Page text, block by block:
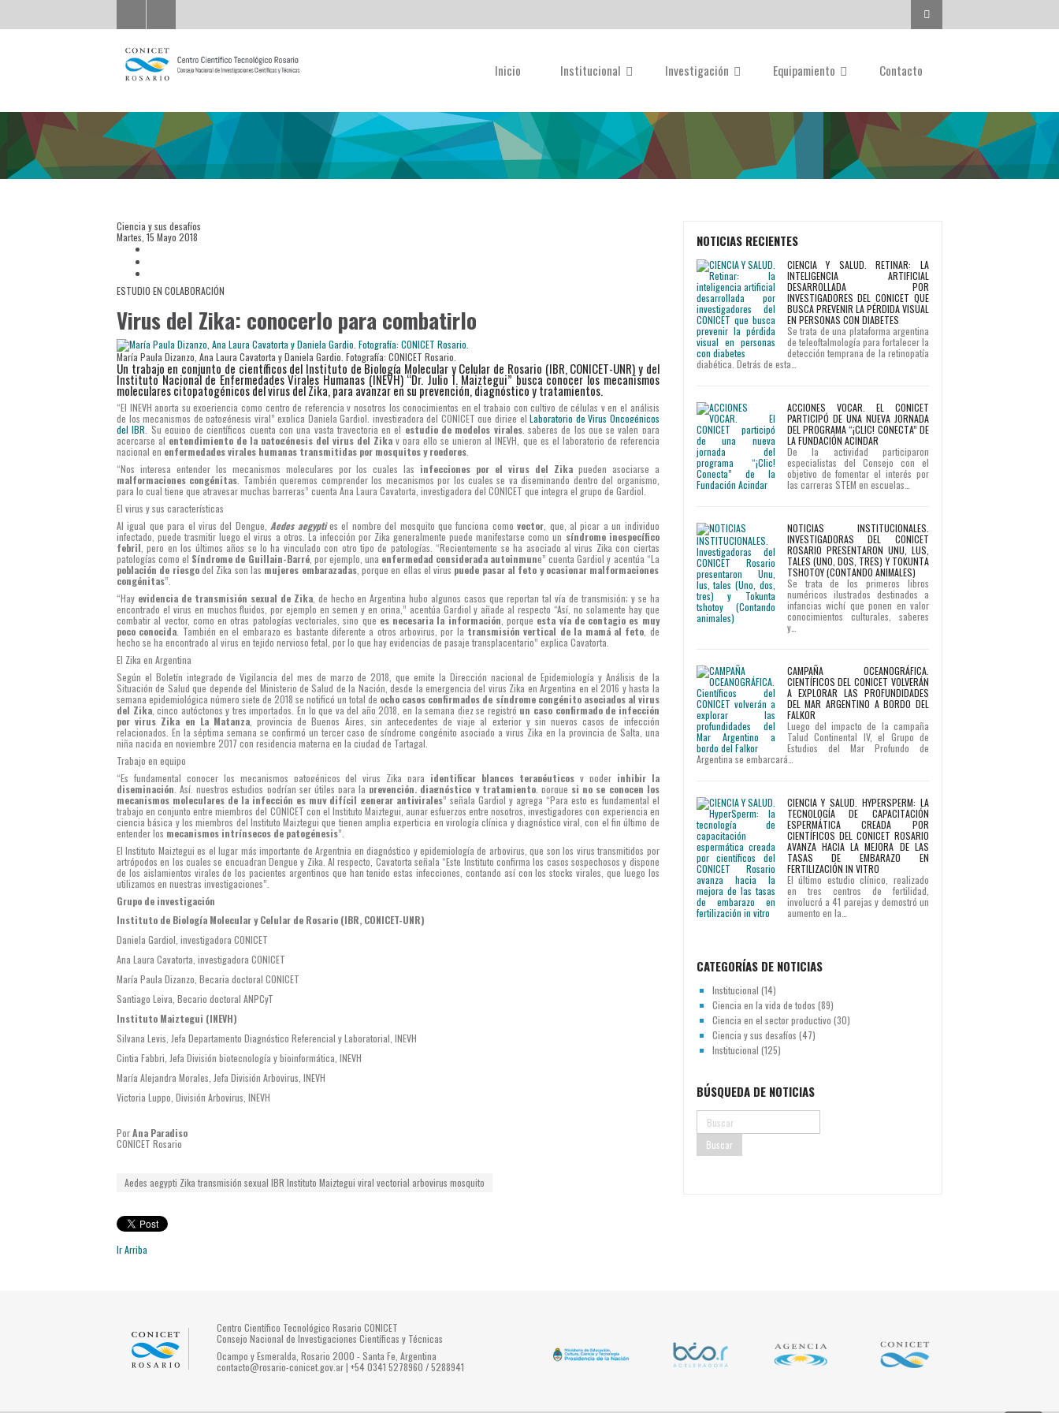
Inicio Institucional Investigación Equipamiento Contacto
Ciencia y sus desafíos
Martes, 15 Mayo 2018
ESTUDIO EN COLABORACIÓN
Virus del Zika: conocerlo para combatirlo
María Paula Dizanzo, Ana Laura Cavatorta y Daniela Gardio. Fotografía: CONICET Rosario.
Un trabajo en conjunto de científicos del Instituto de Biología Molecular y Celular de Rosario (IBR, CONICET-UNR) y del
Instituto Nacional de Enfermedades Virales Humanas (INEVH) “Dr. Julio I. Maiztegui” busca conocer los mecanismos
moleculares citopatogénicos del virus del Zika, para avanzar en su prevención, diagnóstico y tratamientos.
“El INEVH aporta su experiencia como centro de referencia y nosotros los conocimientos en el trabajo con cultivo de células y en el análisis
de los mecanismos de patogénesis viral” explica Daniela Gardiol, investigadora del CONICET que dirige elLaboratorio de Virus Oncogénicos
del IBR . Su equipo de científicos cuenta con una vasta trayectoria en el estudio de modelos virales, saberes de los que se valen para
acercarse al entendimiento de la patogénesis del virus del Zika y para ello se unieron al INEVH, que es el laboratorio de referencia
nacional en enfermedades virales humanas transmitidas por mosquitos y roedores
“Nos interesa entender los mecanismos moleculares por los cuales las infecciones por el virus del Zikapueden asociarse a
malformaciones congénitas . También queremos comprender los mecanismos por los cuales se va diseminando dentro del organismo,
para lo cual tiene que atravesar muchas barreras” cuenta Ana Laura Cavatorta, investigadora del CONICET que integra el grupo de Gardiol.
El virus y sus características
Al igual que para el virus del Dengue, Aedes aegypties el nombre del mosquito que funciona como vector , que, al picar a un individuo
infectado, puede trasmitir luego el virus a otros. La infección por Zika generalmente puede manifestarse como un síndrome inespecífico
febril , pero en los últimos años se lo ha vinculado con otro tipo de patologías. “Recientemente se ha asociado al virus Zika con ciertas
patologías como el Síndrome de Guillain-Barré, por ejemplo, una enfermedad considerada autoinmune” cuenta Gardiol y acentúa “La
población de riesgodel Zika son las mujeres embarazadas, porque en ellas el virus puede pasar al feto y ocasionar malformaciones
congénitas”.
“Hay evidencia de transmisión sexual de Zika, de hecho en Argentina hubo algunos casos que reportan tal vía de transmisión; y se ha
encontrado el virus en muchos fluidos, por ejemplo en semen y en orina,” acentúa Gardiol y añade al respecto “Así, no solamente hay que
combatir al vector, como en otras patologías vectoriales, sino que es necesaria la información , porque esta vía de contagio es muy
poco conocida . También en el embarazo es bastante diferente a otros arbovirus, por la transmisión vertical de la mamá al feto , de
hecho se ha encontrado al virus en tejido nervioso fetal, por lo que hay evidencias de pasaje transplacentario” explica Cavatorta.
El Zika en Argentina
Según el Boletín integrado de Vigilancia del mes de marzo de 2018, que emite la Dirección nacional de Epidemiología y Análisis de la
Situación de Salud que depende del Ministerio de Salud de la Nación, desde la emergencia del virus Zika en Argentina en el 2016 y hasta la
semana epidemiológica número siete de 2018 se notificó un total de ocho casos confirmados de síndrome congénito asociados al virus
del Zika, cinco autóctonos y tres importados. En lo que va del año 2018, en la semana diez se registró un caso confirmado de infección
por virus Zika en La Matanza, provincia de Buenos Aires, sin antecedentes de viaje al exterior y sin nuevos casos de infección
relacionados. En la séptima semana se confirmó un tercer caso de síndrome congénito asociado a virus Zika en la provincia de Salta, una
niña nacida en noviembre 2017 con residencia materna en la ciudad de Tartagal.
Trabajo en equipo
“Es fundamental conocer los mecanismos patogénicos del virus Zika para identificar blancos terapéuticos y poder inhibir la
diseminación . Así, nuestros estudios podrían ser útiles para la prevención, diagnóstico y tratamiento, porque si no se conocen los
mecanismos moleculares de la infección es muy difícil generar antivirales” señala Gardiol y agrega “Para esto es fundamental el
trabajo en conjunto entre miembros del CONICET con el Instituto Maiztegui, aunar esfuerzos entre nosotros, investigadores con experiencia en
ciencia básica y los miembros del Instituto Maiztegui que tienen amplia experticia en virología clínica y diagnóstico viral, con el fin último de
entender los mecanismos intrínsecos de patogénesis”.
El Instituto Maiztegui es el lugar más importante de Argentnia en diagnóstico y epidemiología de arbovirus, que son los virus transmitidos por
artrópodos en los cuales se encuadran Dengue y Zika. Al respecto, Cavatorta señala “Este Instituto confirma los casos sospechosos y dispone
de los aislamientos virales de los pacientes argentinos que han tenido estas infecciones, contando así con los stocks virales, que luego los
utilizamos en nuestras investigaciones”.
Grupo de investigación
Instituto de Biología Molecular y Celular de Rosario (IBR, CONICET-UNR)
Daniela Gardiol, investigadora CONICET
Ana Laura Cavatorta, investigadora CONICET
María Paula Dizanzo, Becaria doctoral CONICET
Santiago Leiva, Becario doctoral ANPCyT
Instituto Maiztegui (INEVH)
Silvana Levis, Jefa Departamento Diagnóstico Referencial y Laboratorial, INEVH
Cintia Fabbri, Jefa División biotecnología y bioinformática, INEVH
María Alejandra Morales, Jefa División Arbovirus, INEVH
Victoria Luppo, División Arbovirus, INEVH
PorAna Paradiso
CONICET Rosario
Aedes aegypti Zika transmisión sexual IBR Instituto Maiztegui viral vectorial arbovirus mosquito
Ir Arriba
NOTICIAS RECIENTES
CIENCIA Y SALUD. RETINAR: LA
INTELIGENCIA ARTIFICIAL
DESARROLLADA POR
INVESTIGADORES DEL CONICET QUE
BUSCA PREVENIR LA PÉRDIDA VISUAL
EN PERSONAS CON DIABETES
Se trata de una plataforma argentina
de teleoftalmología para fortalecer la
detección temprana de la retinopatía
diabética. Detrás de esta…
ACCIONES VOCAR. EL CONICET
PARTICIPÓ DE UNA NUEVA JORNADA
DEL PROGRAMA “¡CLIC! CONECTA” DE
LA FUNDACIÓN ACINDAR
De la actividad participaron
especialistas del Consejo con el
objetivo de fomentar el interés por
las carreras STEM en escuelas…
NOTICIAS INSTITUCIONALES.
INVESTIGADORAS DEL CONICET
ROSARIO PRESENTARON UNU, LUS,
TALES (UNO, DOS, TRES) Y TOKUNTA
TSHOTOY (CONTANDO ANIMALES)
Se trata de los primeros libros
numéricos ilustrados destinados a
infancias wichí que ponen en valor
conocimientos culturales, saberes
y…
CAMPAÑA OCEANOGRÁFICA.
CIENTÍFICOS DEL CONICET VOLVERÁN
A EXPLORAR LAS PROFUNDIDADES
DEL MAR ARGENTINO A BORDO DEL
FALKOR
Luego del impacto de la campaña
Talud Continental IV, el Grupo de
Estudios del Mar Profundo de
Argentina se embarcará…
CIENCIA Y SALUD. HYPERSPERM: LA
TECNOLOGÍA DE CAPACITACIÓN
ESPERMÁTICA CREADA POR
CIENTÍFICOS DEL CONICET ROSARIO
AVANZA HACIA LA MEJORA DE LAS
TASAS DE EMBARAZO EN
FERTILIZACIÓN IN VITRO
El último estudio clínico, realizado
en tres centros de fertilidad,
involucró a 41 parejas y demostró un
aumento en la…
CATEGORÍAS DE NOTICIAS
Institucional (14)
Ciencia en la vida de todos (89)
Ciencia en el sector productivo (30)
Ciencia y sus desafíos (47)
Institucional (125)
BÚSQUEDA DE NOTICIAS
Centro Científico Tecnológico Rosario CONICET
Consejo Nacional de Investigaciones Científicas y Técnicas
Ocampo y Esmeralda, Rosario 2000 - Santa Fe, Argentina
contacto@rosario-conicet.gov.ar | +54 0341 5278960 / 5288941